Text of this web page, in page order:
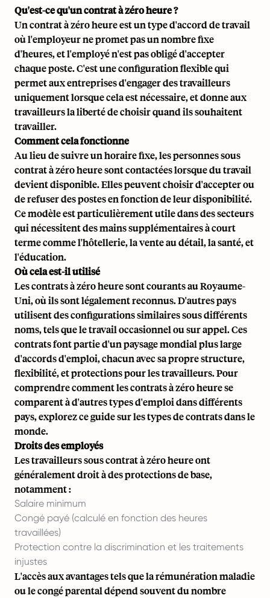
Qu'est-ce qu'un contrat à zéro heure ?
Un contrat à zéro heure est un type d'accord de travail
où l'employeur ne promet pas un nombre fixe
d'heures, et l'employé n'est pas obligé d'accepter
chaque poste. C'est une configuration flexible qui
permet aux entreprises d'engager des travailleurs
uniquement lorsque cela est nécessaire, et donne aux
travailleurs la liberté de choisir quand ils souhaitent
travailler.
Comment cela fonctionne
Au lieu de suivre un horaire fixe, les personnes sous
contrat à zéro heure sont contactées lorsque du travail
devient disponible. Elles peuvent choisir d'accepter ou
de refuser des postes en fonction de leur disponibilité.
Ce modèle est particulièrement utile dans des secteurs
qui nécessitent des mains supplémentaires à court
terme comme l'hôtellerie, la vente au détail, la santé, et
l'éducation.
Où cela est-il utilisé
Les contrats à zéro heure sont courants au Royaume-
Uni, où ils sont légalement reconnus. D'autres pays
utilisent des configurations similaires sous différents
noms, tels que le travail occasionnel ou sur appel. Ces
contrats font partie d'un paysage mondial plus large
d'accords d'emploi, chacun avec sa propre structure,
flexibilité, et protections pour les travailleurs. Pour
comprendre comment les contrats à zéro heure se
comparent à d'autres types d'emploi dans différents
pays,explorez ce guide sur les types de contrats dans le
monde.
Droits des employés
Les travailleurs sous contrat à zéro heure ont
généralement droit à des protections de base,
notamment :
Salaire minimum
Congé payé (calculé en fonction des heures
travaillées)
Protection contre la discrimination et les traitements
injustes
L'accès aux avantages tels que la rémunération maladie
ou le congé parental dépend souvent du nombre